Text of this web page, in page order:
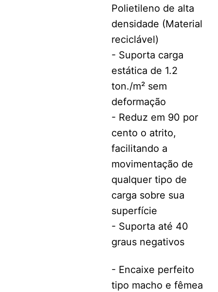
Polietileno de alta
densidade (Material
reciclável)
- Suporta carga
estática de 1.2
ton./m² sem
deformação
- Reduz em 90 por
cento o atrito,
facilitando a
movimentação de
qualquer tipo de
carga sobre sua
superfície
- Suporta até 40
graus negativos
- Encaixe perfeito
tipo macho e fêmea